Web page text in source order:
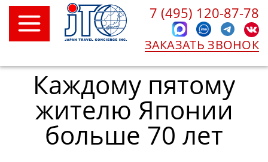
7 (495) 120-87-78
ЗАКАЗАТЬ ЗВОНОК
Каждому пятому
жителю Японии
больше 70 лет